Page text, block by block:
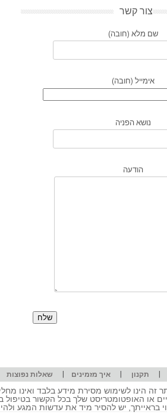
צור קשר
שם מלא (חובה)
אימייל (חובה)
נושא הפניה
הודעה
| תקנון |איך מזמינים | שאלות נפוצות
זה הינו לשימוש מסירת מידע בלבד ואינו
או האופטומטריסט שלך בכל הקשור
בראייתך, יש להסיר מיד את עדשות המגע